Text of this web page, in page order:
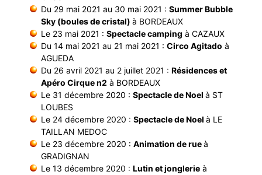
Du 29 mai 2021 au 30 mai 2021 : Summer Bubble
Sky (boules de cristal) à BORDEAUX
Le 23 mai 2021 : Spectacle camping à CAZAUX
Du 14 mai 2021 au 21 mai 2021 : Circo Agitado à
AGUEDA
Du 26 avril 2021 au 2 juillet 2021 : Résidences et
Apéro Cirque n2 à BORDEAUX
Le 31 décembre 2020 : Spectacle de Noel à ST
LOUBES
Le 24 décembre 2020 : Spectacle de Noel à LE
TAILLAN MEDOC
Le 23 décembre 2020 : Animation de rueà
GRADIGNAN
Le 13 décembre 2020 : Lutin et jonglerie à